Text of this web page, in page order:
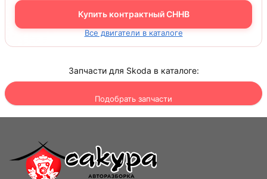
Купить контрактный CHHB
Все двигатели в каталоге
Запчасти для Skoda в каталоге:
Подобрать запчасти